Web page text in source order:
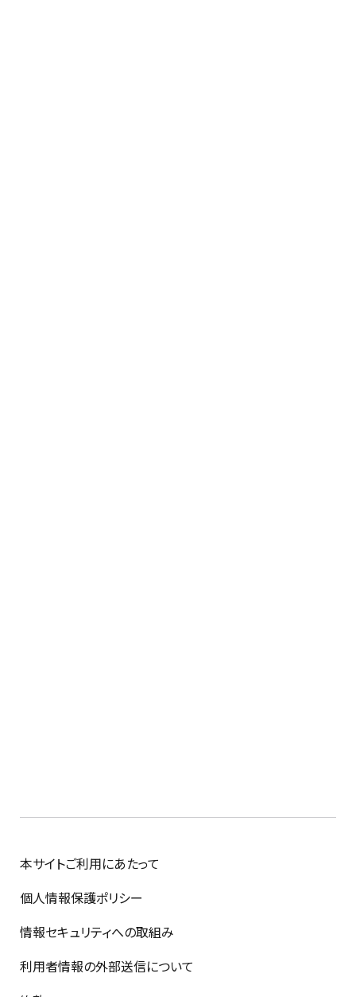
本サイトご利用にあたって
個人情報保護ポリシー
情報セキュリティへの取組み
利用者情報の外部送信について